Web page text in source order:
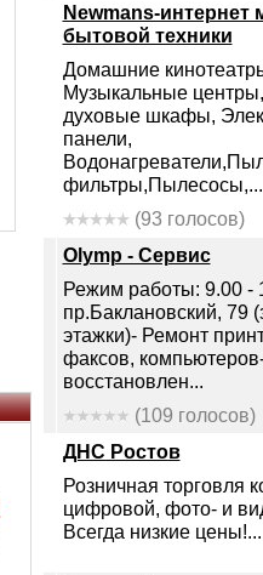
Newmans-интернет
бытовой техники
Домашние
Музыкальные
духовые шкафы,
панели,
фильтры,Пылесосы,...
(93 голосов)
Olymp - Сервис
Режим работы: 9.00 -
пр.Баклановский, 79
этажки)- Ремонт
факсов,
восстановлен...
(109 голосов)
ДНС Ростов
Розничная торговля
цифровой, фото- и
Всегда низкие цены!...